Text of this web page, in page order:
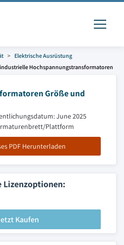
Elektrische Ausrüstung
Hochspannungstransformatoren
Größe und
June 2025
Plattform
PDF Herunterladen
Lizenzoptionen:
Kaufen